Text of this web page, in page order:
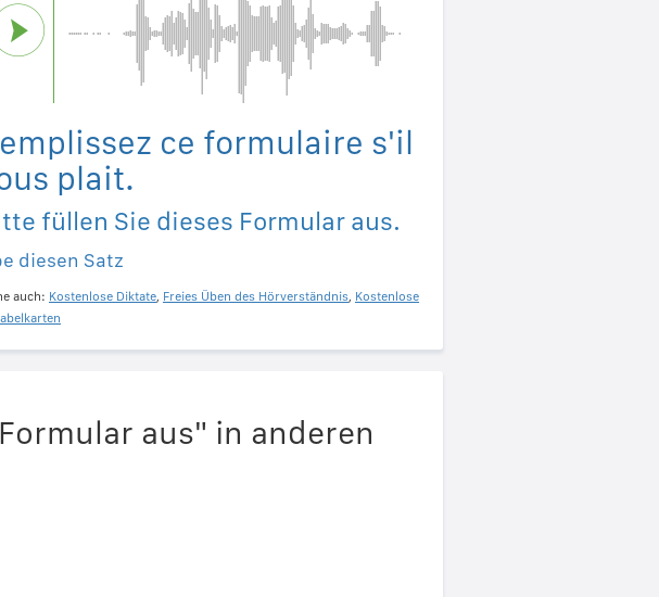
ce formulaire s'il
plait.
füllen Sie dieses Formular aus.
diesen Satz
auch: Kostenlose Diktate, Freies Üben des Hörverständnis, Kostenlose
aus" in anderen